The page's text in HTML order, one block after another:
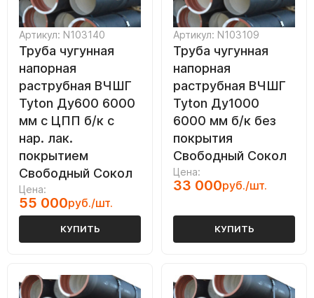
Артикул: N103140
Труба чугунная
напорная
раструбная ВЧШГ
Tyton Ду600 6000
мм с ЦПП б/к с
нар. лак.
покрытием
Свободный Сокол
Цена:
55 000руб./шт.
КУПИТЬ
Артикул: N103109
Труба чугунная
напорная
раструбная ВЧШГ
Tyton Ду1000
6000 мм б/к без
покрытия
Свободный Сокол
Цена:
33 000руб./шт.
КУПИТЬ